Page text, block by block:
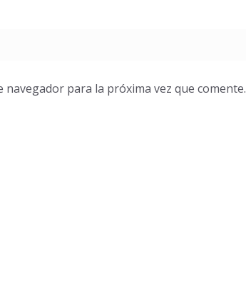
para la próxima vez que comente.